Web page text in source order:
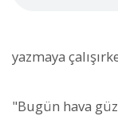
yazmaya
"Bugün hava